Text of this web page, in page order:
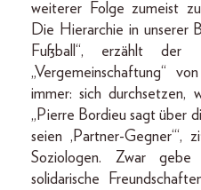
weiterer Folge zumeist
Die Hierarchie in unserer
Fußball“, erzählt der
„Vergemeinschaftung“
immer: sich durchsetzen,
„Pierre Bordieu sagt über
seien ,Partner-Gegner‘“,
Soziologen. Zwar
solidarische